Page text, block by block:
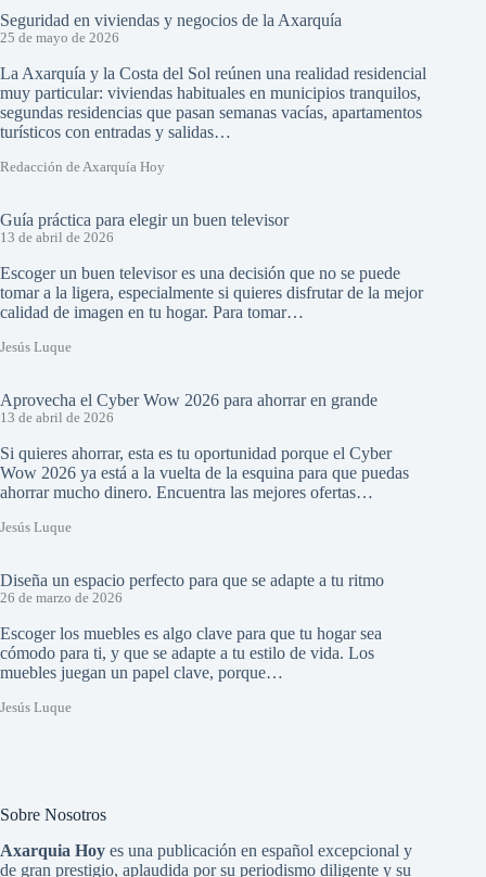
Seguridad en viviendas y negocios de la Axarquía
25 de mayo de 2026
La Axarquía y la Costa del Sol reúnen una realidad residencial
muy particular: viviendas habituales en municipios tranquilos,
segundas residencias que pasan semanas vacías, apartamentos
turísticos con entradas y salidas…
Redacción de Axarquía Hoy
Guía práctica para elegir un buen televisor
13 de abril de 2026
Escoger un buen televisor es una decisión que no se puede
tomar a la ligera, especialmente si quieres disfrutar de la mejor
calidad de imagen en tu hogar. Para tomar…
Jesús Luque
Aprovecha el Cyber Wow 2026 para ahorrar en grande
13 de abril de 2026
Si quieres ahorrar, esta es tu oportunidad porque el Cyber
Wow 2026 ya está a la vuelta de la esquina para que puedas
ahorrar mucho dinero. Encuentra las mejores ofertas…
Jesús Luque
Diseña un espacio perfecto para que se adapte a tu ritmo
26 de marzo de 2026
Escoger los muebles es algo clave para que tu hogar sea
cómodo para ti, y que se adapte a tu estilo de vida. Los
muebles juegan un papel clave, porque…
Jesús Luque
Sobre Nosotros
Axarquia Hoy es una publicación en español excepcional y
de gran prestigio, aplaudida por su periodismo diligente y su